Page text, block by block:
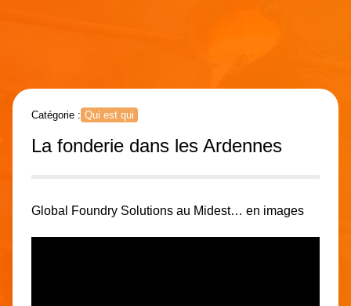
Catégorie : Qui est qui
La fonderie dans les Ardennes
Global Foundry Solutions au Midest… en images